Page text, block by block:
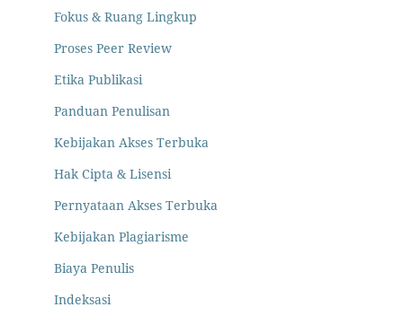
Fokus & Ruang Lingkup
Proses Peer Review
Etika Publikasi
Panduan Penulisan
Kebijakan Akses Terbuka
Hak Cipta & Lisensi
Pernyataan Akses Terbuka
Kebijakan Plagiarisme
Biaya Penulis
Indeksasi